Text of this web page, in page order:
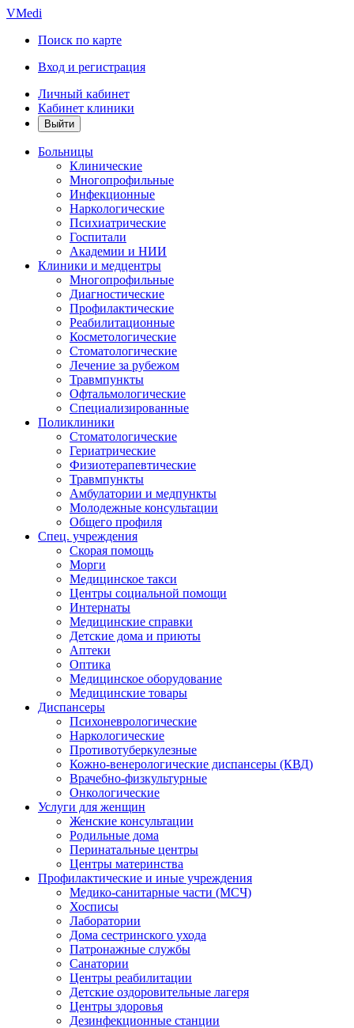
VMedi
Поиск по карте
Вход и регистрация
Личный кабинет
Кабинет клиники
Больницы
Клинические
Многопрофильные
Инфекционные
Наркологические
Психиатрические
Госпитали
Академии и НИИ
Клиники и медцентры
Многопрофильные
Диагностические
Профилактические
Реабилитационные
Косметологические
Стоматологические
Лечение за рубежом
Травмпункты
Офтальмологические
Специализированные
Поликлиники
Стоматологические
Гериатрические
Физиотерапевтические
Травмпункты
Амбулатории и медпункты
Молодежные консультации
Общего профиля
Спец. учреждения
Скорая помощь
Морги
Медицинское такси
Центры социальной помощи
Интернаты
Медицинские справки
Детские дома и приюты
Аптеки
Оптика
Медицинское оборудование
Медицинские товары
Диспансеры
Психоневрологические
Наркологические
Противотуберкулезные
Кожно-венерологические диспансеры (КВД)
Врачебно-физкультурные
Онкологические
Услуги для женщин
Женские консультации
Родильные дома
Перинатальные центры
Центры материнства
Профилактические и иные учреждения
Медико-санитарные части (МСЧ)
Хосписы
Лаборатории
Дома сестринского ухода
Патронажные службы
Санатории
Центры реабилитации
Детские оздоровительные лагеря
Центры здоровья
Дезинфекционные станции